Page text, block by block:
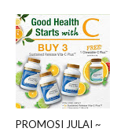
PROMOSI JULAI ~